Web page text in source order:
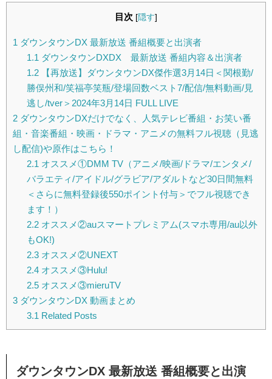
目次 [隠す]
1 ダウンタウンDX 最新放送 番組概要と出演者
1.1 ダウンタウンDXDX 最新放送 番組内容＆出演者
1.2【再放送】ダウンタウンDX傑作選3月14日＜関根勤/
勝俣州和/笑福亭笑瓶/登場回数ベスト7/配信/無料動画/見
逃し/tver＞2024年3月14日 FULL LIVE
2 ダウンタウンDXだけでなく、人気テレビ番組・お笑い番
組・音楽番組・映画・ドラマ・アニメの無料フル視聴（見逃
し配信)や原作はこちら！
2.1 オススメ①DMM TV（アニメ/映画/ドラマ/エンタメ/
バラエティ/アイドル/グラビア/アダルトなど30日間無料
＜さらに無料登録後550ポイント付与＞でフル視聴でき
ます！）
2.2オススメ②auスマートプレミアム(スマホ専用/au以外
もOK!)
2.3オススメ②UNEXT
2.4オススメ③Hulu!
2.5オススメ③mieruTV
3 ダウンタウンDX 動画まとめ
3.1 Related Posts
ダウンタウンDX 最新放送 番組概要と出演